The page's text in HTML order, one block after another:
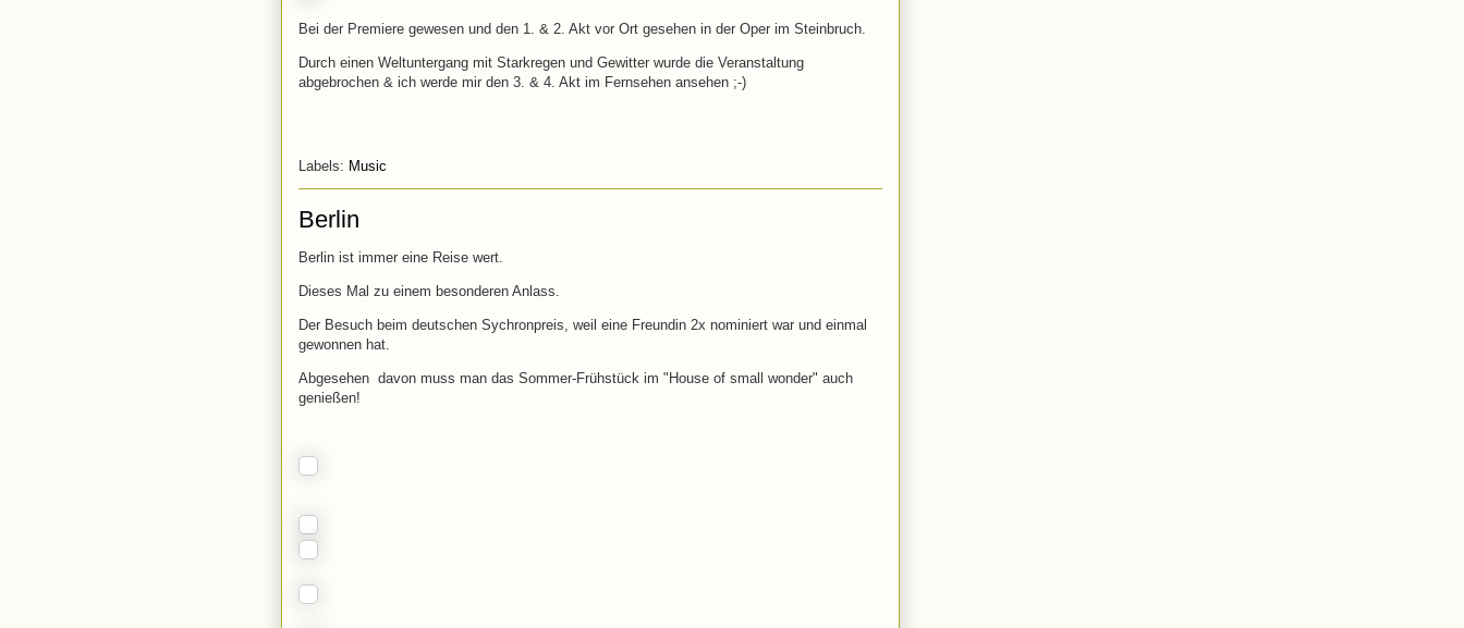
Bei der Premiere gewesen und den 1. & 2. Akt vor Ort gesehen in der Oper im Steinbruch.
Durch einen Weltuntergang mit Starkregen und Gewitter wurde die Veranstaltung
abgebrochen & ich werde mir den 3. & 4. Akt im Fernsehen ansehen ;-)
Labels: Music
Berlin
Berlin ist immer eine Reise wert.
Dieses Mal zu einem besonderen Anlass.
Der Besuch beim deutschen Sychronpreis, weil eine Freundin 2x nominiert war und einmal
gewonnen hat.
Abgesehen davon muss man das Sommer-Frühstück im "House of small wonder" auch
genießen!